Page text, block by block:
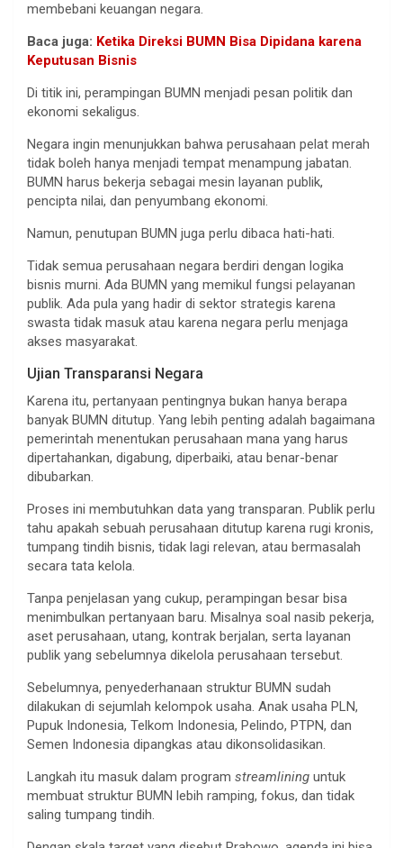
membebani keuangan negara.
Baca juga: Ketika Direksi BUMN Bisa Dipidana karena
Keputusan Bisnis
Di titik ini, perampingan BUMN menjadi pesan politik dan
ekonomi sekaligus.
Negara ingin menunjukkan bahwa perusahaan pelat merah
tidak boleh hanya menjadi tempat menampung jabatan.
BUMN harus bekerja sebagai mesin layanan publik,
pencipta nilai, dan penyumbang ekonomi.
Namun, penutupan BUMN juga perlu dibaca hati-hati.
Tidak semua perusahaan negara berdiri dengan logika
bisnis murni. Ada BUMN yang memikul fungsi pelayanan
publik. Ada pula yang hadir di sektor strategis karena
swasta tidak masuk atau karena negara perlu menjaga
akses masyarakat.
Ujian Transparansi Negara
Karena itu, pertanyaan pentingnya bukan hanya berapa
banyak BUMN ditutup. Yang lebih penting adalah bagaimana
pemerintah menentukan perusahaan mana yang harus
dipertahankan, digabung, diperbaiki, atau benar-benar
dibubarkan.
Proses ini membutuhkan data yang transparan. Publik perlu
tahu apakah sebuah perusahaan ditutup karena rugi kronis,
tumpang tindih bisnis, tidak lagi relevan, atau bermasalah
secara tata kelola.
Tanpa penjelasan yang cukup, perampingan besar bisa
menimbulkan pertanyaan baru. Misalnya soal nasib pekerja,
aset perusahaan, utang, kontrak berjalan, serta layanan
publik yang sebelumnya dikelola perusahaan tersebut.
Sebelumnya, penyederhanaan struktur BUMN sudah
dilakukan di sejumlah kelompok usaha. Anak usaha PLN,
Pupuk Indonesia, Telkom Indonesia, Pelindo, PTPN, dan
Semen Indonesia dipangkas atau dikonsolidasikan.
Langkah itu masuk dalam program streamlining untuk
membuat struktur BUMN lebih ramping, fokus, dan tidak
saling tumpang tindih.